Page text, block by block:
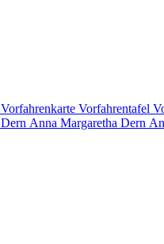
Vorfahrenkarte Vorfahrentafel
Dern Anna Margaretha Dern